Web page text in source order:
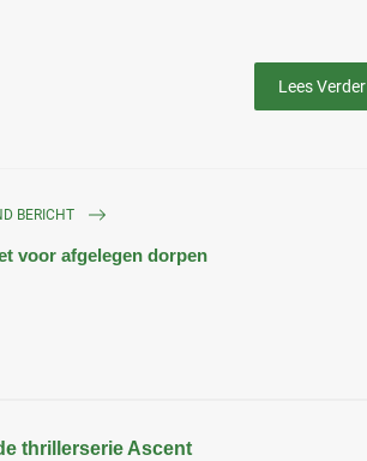
Lees Verder
BERICHT
voor afgelegen dorpen
thrillerserie Ascent